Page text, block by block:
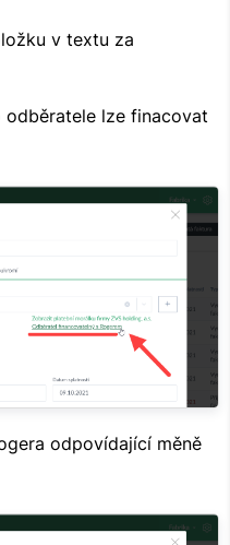
v textu za
odběratele lze finacovat
odpovídající měně